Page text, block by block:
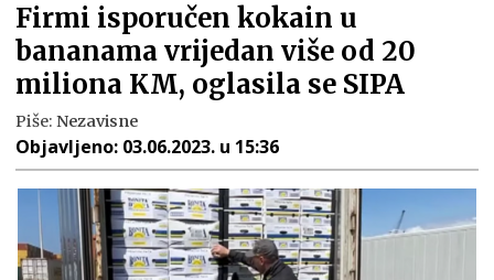
Firmi isporučen kokain u
bananama vrijedan više od 20
miliona KM, oglasila se SIPA
Piše: Nezavisne
Objavljeno: 03.06.2023. u 15:36